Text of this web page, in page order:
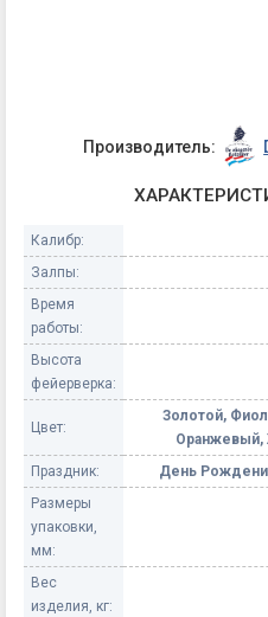
Производитель:
Калибр:
Залпы:
Время
работы:
Высота
фейерверка:
Цвет:
Золотой,
Оранжевый,
Праздник:
День
Размеры
упаковки,
мм:
Вес
изделия, кг: